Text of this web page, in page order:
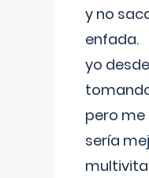
y no
enfada.
yo
pero me
sería